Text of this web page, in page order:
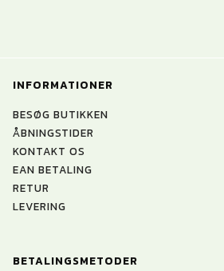
INFORMATIONER
BESØG BUTIKKEN
ÅBNINGSTIDER
KONTAKT OS
EAN BETALING
RETUR
LEVERING
BETALINGSMETODER